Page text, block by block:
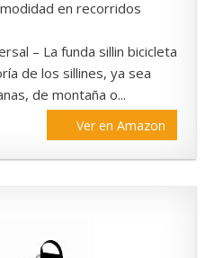
en recorridos
– La funda sillin bicicleta
de los sillines, ya sea
de montaña o...
Ver en Amazon